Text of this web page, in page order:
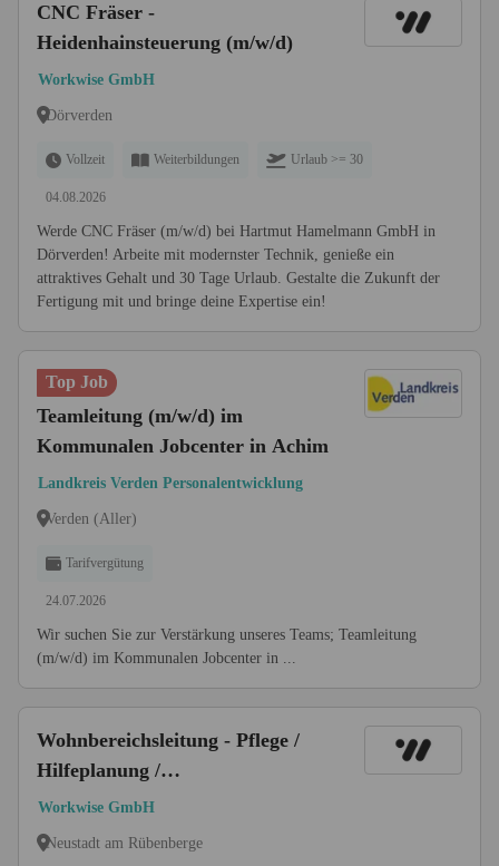
CNC Fräser -
Heidenhainsteuerung (m/w/d)
Workwise GmbH
Dörverden
Vollzeit Weiterbildungen Urlaub >= 30
04.08.2026
Werde CNC Fräser (m/w/d) bei Hartmut Hamelmann GmbH in
Dörverden! Arbeite mit modernster Technik, genieße ein
attraktives Gehalt und 30 Tage Urlaub. Gestalte die Zukunft der
Fertigung mit und bringe deine Expertise ein!
Top Job
Teamleitung (m/w/d) im
Kommunalen Jobcenter in Achim
Landkreis Verden Personalentwicklung
Verden (Aller)
Tarifvergütung
24.07.2026
Wir suchen Sie zur Verstärkung unseres Teams; Teamleitung
(m/w/d) im Kommunalen Jobcenter in ...
Wohnbereichsleitung - Pflege /
Hilfeplanung /
Eingliederungshilfe (w/m/d)
Workwise GmbH
Neustadt am Rübenberge